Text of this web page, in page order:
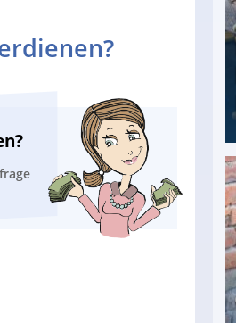
schwer behindert zur Welt: